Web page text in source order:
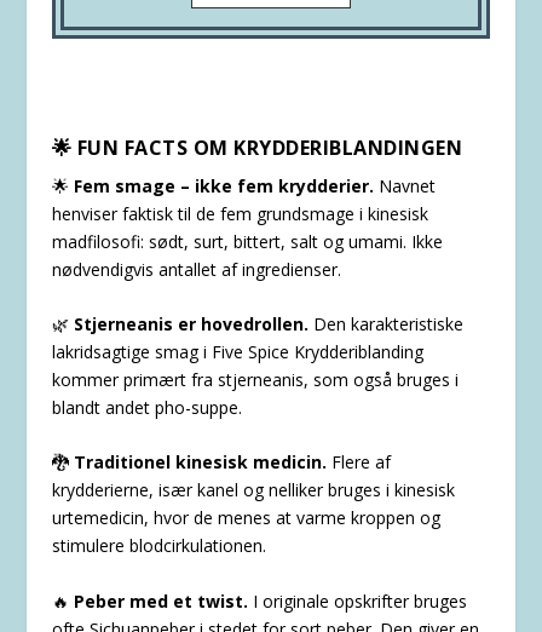
🌟 FUN FACTS OM KRYDDERIBLANDINGEN
🌟 Fem smage – ikke fem krydderier. Navnet
henviser faktisk til de fem grundsmage i kinesisk
madfilosofi: sødt, surt, bittert, salt og umami. Ikke
nødvendigvis antallet af ingredienser.
🌿 Stjerneanis er hovedrollen. Den karakteristiske
lakridsagtige smag i Five Spice Krydderiblanding
kommer primært fra stjerneanis, som også bruges i
blandt andet pho-suppe.
🐉 Traditionel kinesisk medicin. Flere af
krydderierne, især kanel og nelliker bruges i kinesisk
urtemedicin, hvor de menes at varme kroppen og
stimulere blodcirkulationen.
🔥 Peber med et twist. I originale opskrifter bruges